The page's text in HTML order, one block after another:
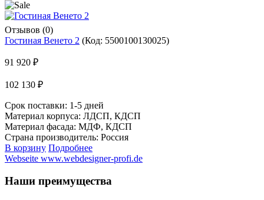
Отзывов (0)
Гостиная Венето 2 (Код: 5500100130025)
91 920 ₽
102 130 ₽
Срок поставки: 1-5 дней
Материал корпуса: ЛДСП, КДСП
Материал фасада: МДФ, КДСП
Страна производитель: Россия
В корзину Подробнее
Webseite www.webdesigner-profi.de
Наши преимущества